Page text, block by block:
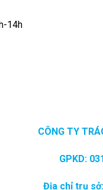
14h
CÔNG TY
GPKD:
Địa chỉ trụ sở: